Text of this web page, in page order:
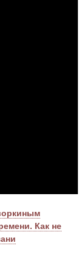
Как не